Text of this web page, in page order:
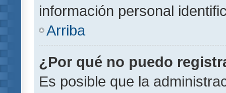
información personal
Arriba
¿Por qué no puedo
Es posible que la